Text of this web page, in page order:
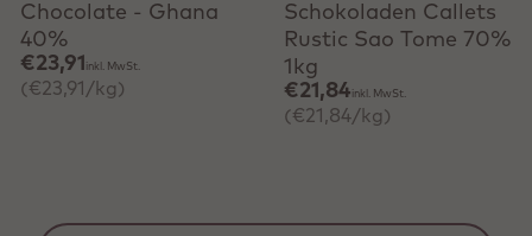
Chocolate - Ghana
40%
€23,91 inkl. MwSt.
(€23,91/kg)
Schokoladen Callets
Rustic Sao Tome 70%
1kg
€21,84 inkl. MwSt.
(€21,84/kg)